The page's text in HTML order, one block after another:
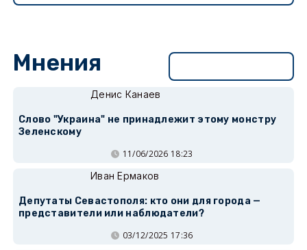
Мнения
Денис Канаев
Слово "Украина" не принадлежит этому монстру
Зеленскому
11/06/2026 18:23
Иван Ермаков
Депутаты Севастополя: кто они для города —
представители или наблюдатели?
03/12/2025 17:36